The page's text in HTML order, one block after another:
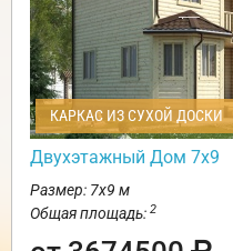
КАРКАС ИЗ СУХОЙ ДОСКИ
Двухэтажный Дом 7х9
Размер: 7х9 м
Общая площадь: 2